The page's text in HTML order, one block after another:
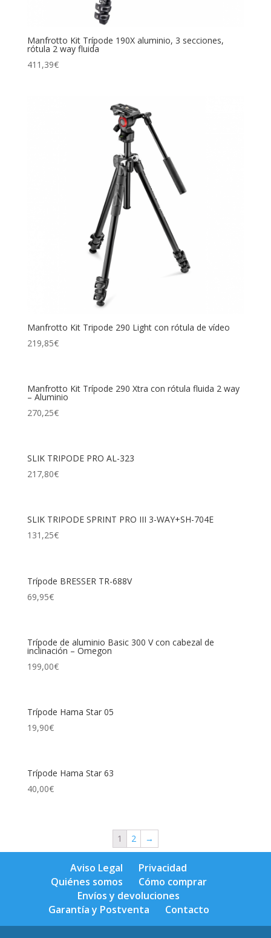
Manfrotto Kit Trípode 190X aluminio, 3 secciones,
rótula 2 way fluida
411,39€
Manfrotto Kit Tripode 290 Light con rótula de vídeo
219,85€
Manfrotto Kit Trípode 290 Xtra con rótula fluida 2 way
– Aluminio
270,25€
SLIK TRIPODE PRO AL-323
217,80€
SLIK TRIPODE SPRINT PRO III 3-WAY+SH-704E
131,25€
Trípode BRESSER TR-688V
69,95€
Trípode de aluminio Basic 300 V con cabezal de
inclinación – Omegon
199,00€
Trípode Hama Star 05
19,90€
Trípode Hama Star 63
40,00€
1 2 →
Aviso Legal
Privacidad
Quiénes somos
Cómo comprar
Envíos y devoluciones
Garantía y Postventa
Contacto